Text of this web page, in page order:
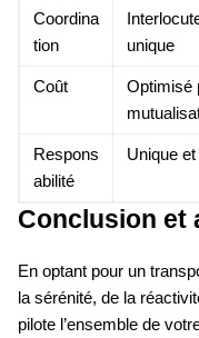
Coordina
tion
unique
Coût
Optimisé
Respons
abilité
Unique
Conclusion et
En optant pour un
la sérénité, de la
pilote l’ensemble de